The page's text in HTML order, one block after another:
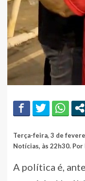
Terça-feira, 3 de
Notícias, às 22h30.
A política é,